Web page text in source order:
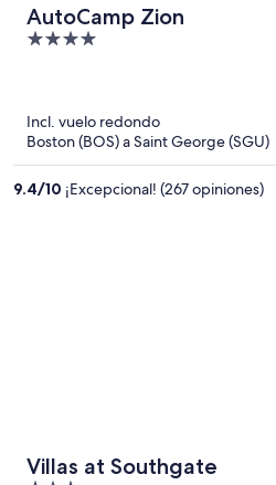
AutoCamp Zion
4
Incl. vuelo redondo
Boston (BOS) a Saint George (SGU)
9.4/10 ¡Excepcional! (267 opiniones)
Villas at Southgate